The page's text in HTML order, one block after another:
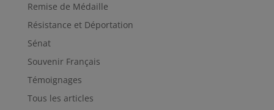
Remise de Médaille
Résistance et Déportation
Sénat
Souvenir Français
Témoignages
Tous les articles